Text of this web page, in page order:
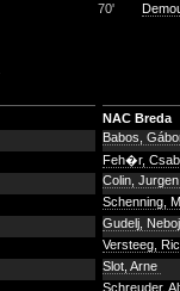
70'
NAC Breda
Babos,
Feh�r,
Colin,
Schenning,
Gudelj,
Versteeg,
Slot, Arne
Schreuder,